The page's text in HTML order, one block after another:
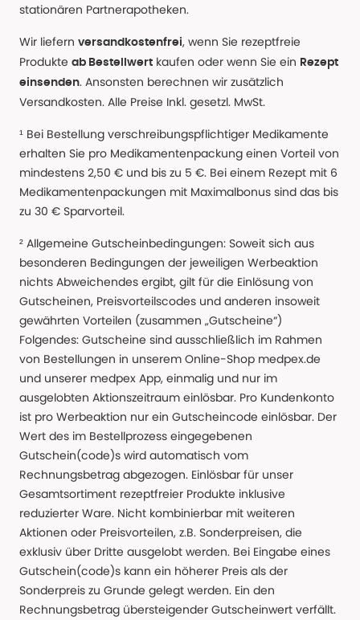
stationären Partnerapotheken.
Wir liefern versandkostenfrei, wenn Sie rezeptfreie
Produkte ab Bestellwert kaufen oder wenn Sie ein Rezept
einsenden. Ansonsten berechnen wir zusätzlich
Versandkosten. Alle Preise Inkl. gesetzl. MwSt.
¹ Bei Bestellung verschreibungspflichtiger Medikamente
erhalten Sie pro Medikamentenpackung einen Vorteil von
mindestens 2,50 € und bis zu 5 €. Bei einem Rezept mit 6
Medikamentenpackungen mit Maximalbonus sind das bis
zu 30 € Sparvorteil.
² Allgemeine Gutscheinbedingungen: Soweit sich aus
besonderen Bedingungen der jeweiligen Werbeaktion
nichts Abweichendes ergibt, gilt für die Einlösung von
Gutscheinen, Preisvorteilscodes und anderen insoweit
gewährten Vorteilen (zusammen „Gutscheine“)
Folgendes: Gutscheine sind ausschließlich im Rahmen
von Bestellungen in unserem Online-Shop medpex.de
und unserer medpex App, einmalig und nur im
ausgelobten Aktionszeitraum einlösbar. Pro Kundenkonto
ist pro Werbeaktion nur ein Gutscheincode einlösbar. Der
Wert des im Bestellprozess eingegebenen
Gutschein(code)s wird automatisch vom
Rechnungsbetrag abgezogen. Einlösbar für unser
Gesamtsortiment rezeptfreier Produkte inklusive
reduzierter Ware. Nicht kombinierbar mit weiteren
Aktionen oder Preisvorteilen, z.B. Sonderpreisen, die
exklusiv über Dritte ausgelobt werden. Bei Eingabe eines
Gutschein(code)s kann ein höherer Preis als der
Sonderpreis zu Grunde gelegt werden. Ein den
Rechnungsbetrag übersteigender Gutscheinwert verfällt.